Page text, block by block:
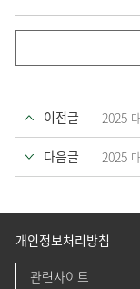
이전글 2025
다음글 2025
개인정보처리방침
관련사이트